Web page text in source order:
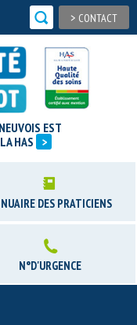
> CONTACT
EST
HAS >
DES PRATICIENS
N°D'URGENCE